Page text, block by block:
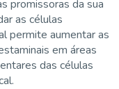
promissoras da sua
as células
permite aumentar as
em áreas
das células